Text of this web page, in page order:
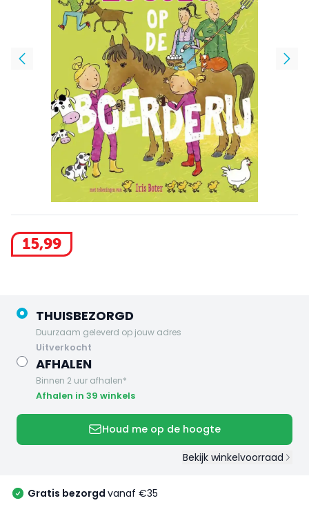
15,99
THUISBEZORGD
Duurzaam geleverd op jouw adres
uitverkocht
AFHALEN
Binnen 2 uur afhalen*
Afhalen in 39 winkels
Houd me op de hoogte
Bekijk winkelvoorraad
Gratis bezorgd vanaf €35